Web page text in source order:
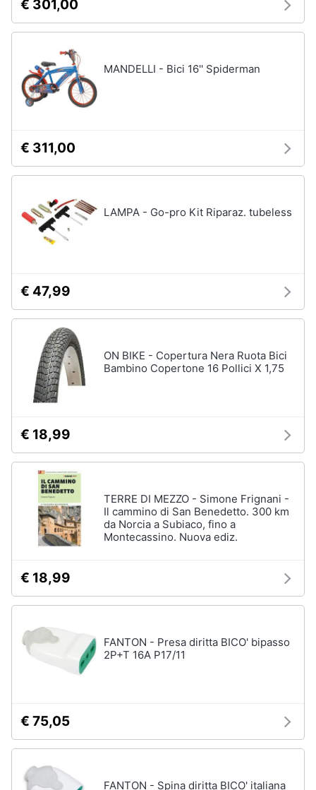
tutti
Mobilità
elettrico
Bici
elettrica
Skateboard
Bicicletta
€ 301,00
MANDELLI - Bici 16'' Spiderman
€ 311,00
LAMPA - Go-pro Kit Riparaz. tubeless
€ 47,99
ON BIKE - Copertura Nera Ruota Bici
Bambino Copertone 16 Pollici X 1,75
€ 18,99
TERRE DI MEZZO - Simone Frignani -
Il cammino di San Benedetto. 300 km
da Norcia a Subiaco, fino a
Montecassino. Nuova ediz.
€ 18,99
FANTON - Presa diritta BICO' bipasso
2P+T 16A P17/11
€ 75,05
FANTON - Spina diritta BICO' italiana